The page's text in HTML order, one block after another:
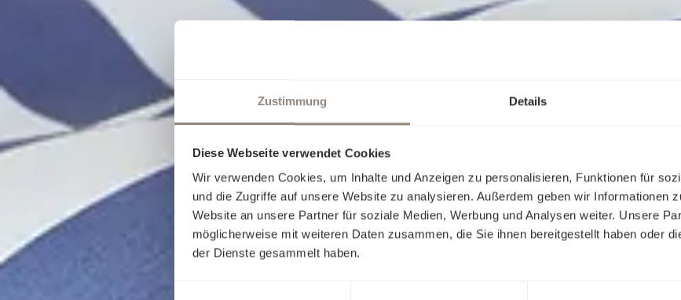
Zustimmung Details
Diese Webseite verwendet Cookies
Wir verwenden Cookies, um Inhalte und Anzeigen zu personalisieren, Funktionen für
und die Zugriffe auf unsere Website zu analysieren. Außerdem geben wir Informationen
Website an unsere Partner für soziale Medien, Werbung und Analysen weiter. Unsere
möglicherweise mit weiteren Daten zusammen, die Sie ihnen bereitgestellt haben oder
der Dienste gesammelt haben.